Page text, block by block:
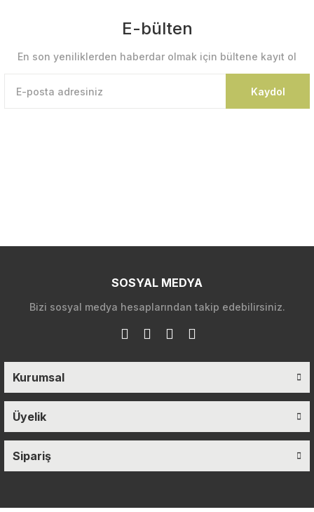
E-bülten
En son yeniliklerden haberdar olmak için bültene kayıt ol
Kaydol
SOSYAL MEDYA
Bizi sosyal medya hesaplarından takip edebilirsiniz.
Kurumsal
Üyelik
Sipariş